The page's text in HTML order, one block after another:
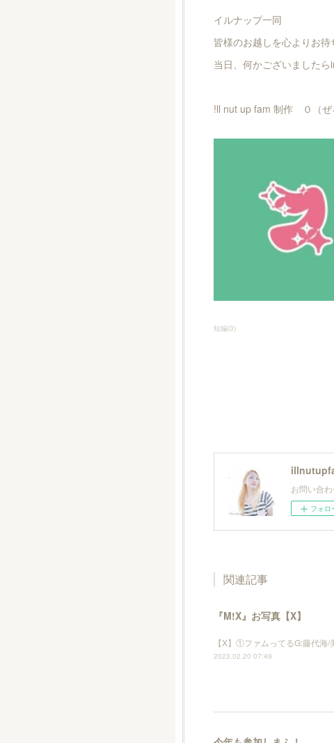
イルナップ一同
皆様のお越しを心よりお待
当日、何かございました
!ll nut up fam 制作 ０（ぜ
短編(3)
お問い合
フォロ
関連記事
『M!X』お写真【X】
【X】①ファムってるG:藤代海/
2023.02.20 07:49